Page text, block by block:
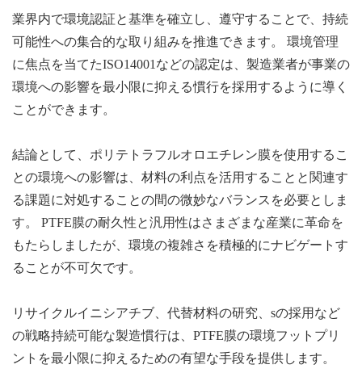
業界内で環境認証と基準を確立し、遵守することで、持続
可能性への集合的な取り組みを推進できます。 環境管理
に焦点を当てたISO14001などの認定は、製造業者が事業の
環境への影響を最小限に抑える慣行を採用するように導く
ことができます。
結論として、ポリテトラフルオロエチレン膜を使用するこ
との環境への影響は、材料の利点を活用することと関連す
る課題に対処することの間の微妙なバランスを必要としま
す。 PTFE膜の耐久性と汎用性はさまざまな産業に革命を
もたらしましたが、環境の複雑さを積極的にナビゲートす
ることが不可欠です。
リサイクルイニシアチブ、代替材料の研究、sの採用など
の戦略持続可能な製造慣行は、PTFE膜の環境フットプリ
ントを最小限に抑えるための有望な手段を提供します。